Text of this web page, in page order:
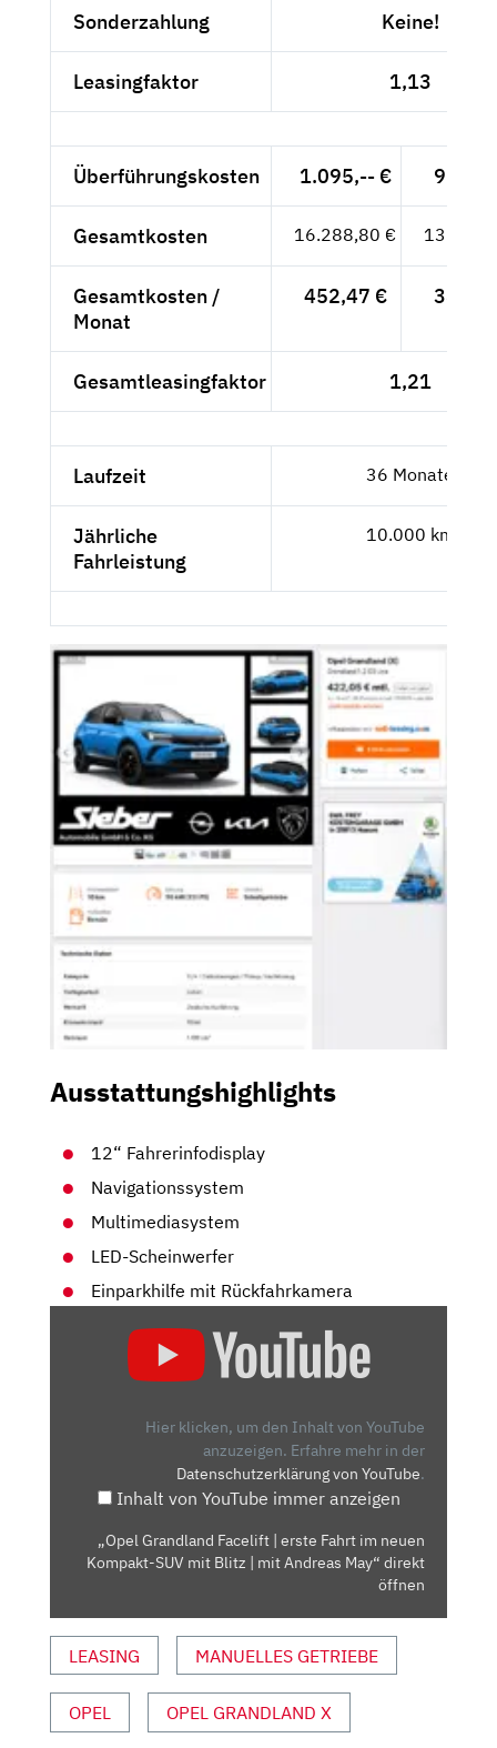
Sonderzahlung Keine!
Leasingfaktor 1,13
Überführungskosten 1.095,-- €
Gesamtkosten 16.288,80 €
Gesamtkosten /
Monat
452,47 €
Gesamtleasingfaktor 1,21
Laufzeit 36 Monate
Jährliche
Fahrleistung
10.000 km
Ausstattungshighlights
12“ Fahrerinfodisplay
Navigationssystem
Multimediasystem
LED-Scheinwerfer
Einparkhilfe mit Rückfahrkamera
GRANDLAND
NEUEN
KOMPAKT-
|
MIT
ANDREAS
MAY“
Hier klicken, um den Inhalt von YouTube
anzuzeigen. Erfahre mehr in der
Datenschutzerklärung von YouTube.
Inhalt von YouTube immer anzeigen
„Opel Grandland Facelift | erste Fahrt im neuen
Kompakt-SUV mit Blitz | mit Andreas May“ direkt
öffnen
LEASING MANUELLES GETRIEBE
OPEL OPEL GRANDLAND X